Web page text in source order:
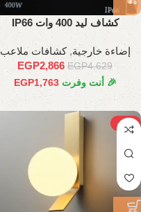
كشاف ليد 400 وات IP66
إضاءة خارجية,كشافات ملاعب
EGP4,629
EGP2,866
🎉 أنت وفرت EGP1,763
-21%